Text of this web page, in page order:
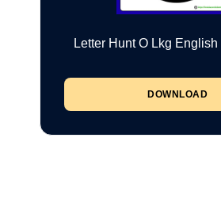
Letter Hunt O Lkg
DOWNLOAD